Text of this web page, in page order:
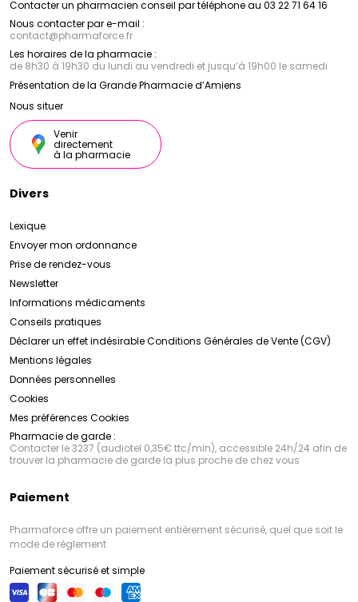
bio, ces produits protègent la peau des dommages
causés par le soleil, tout en la laissant douce,
hydratée et éclatante.
Caudaliepropose une sélection de soins hydratants,
nourrissants et raffermissants pour le corps. Enrichis
en huiles végétales et en extraits de vigne, ces
produits hydratent en profondeur, nourrissent la
peau et améliorent sa fermeté et son élasticité, pour
une peau douce, lisse et visiblement plus belle.
Grâce à son engagement envers la recherche
scientifique, son respect de la nature et sa passion
pour l'innovation,Caudalieest devenu un leader
dans le domaine de la cosmétique naturelle, offrant
des produits de qualité et des résultats visibles pour
une peau plus saine, plus belle et plus éclatante.
Contacter un pharmacien conseil par téléphone au 03 22 71 64 16
Nous contacter par e-mail :
contact@pharmaforce.fr
Les horaires de la pharmacie :
de 8h30 à 19h30 du lundi au vendredi et jusqu’à 19h00 le samedi
Présentation de la Grande Pharmacie d’Amiens
Nous situer
Venir
directement
à la pharmacie
Divers
Lexique
Envoyer mon ordonnance
Prise de rendez-vous
Newsletter
Informations médicaments
Conseils pratiques
Déclarer un effet indésirableConditions Générales de Vente (CGV)
Mentions légales
Données personnelles
Cookies
Mes préférences Cookies
Pharmacie de garde :
Contacter le 3237 (audiotel 0,35€ ttc/min), accessible 24h/24 afin de
trouver la pharmacie de garde la plus proche de chez vous
Paiement
Pharmaforce offre un paiement entièrement sécurisé, quel que soit le
mode de règlement
Paiement sécurisé et simple